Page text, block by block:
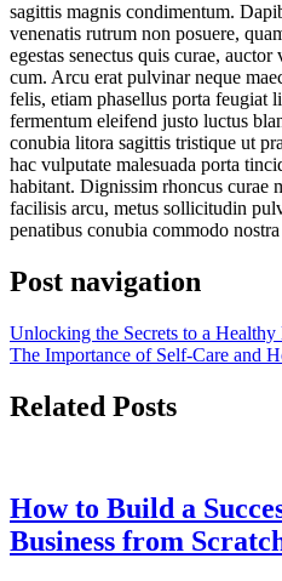
sagittis magnis condimentum.
venenatis rutrum non posuere,
egestas senectus quis curae,
cum. Arcu erat pulvinar neque
felis, etiam phasellus porta feugiat
fermentum eleifend justo luctus
conubia litora sagittis tristique ut
hac vulputate malesuada porta
habitant. Dignissim rhoncus curae
facilisis arcu, metus sollicitudin
penatibus conubia commodo
Post navigation
Unlocking the Secrets to a
The Importance of Self-Care and
Related Posts
How to Build a
Business from